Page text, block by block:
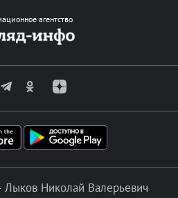
агентство
Лыков Николай Валерьевич